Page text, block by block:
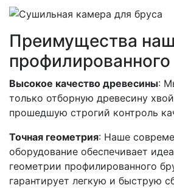
Преимущества
профилированного
Высокое качество древесины:
только отборную древесину
прошедшую строгий контроль
Точная геометрия: Наше
оборудование обеспечивает
геометрии профилированного
гарантирует легкую и быструю